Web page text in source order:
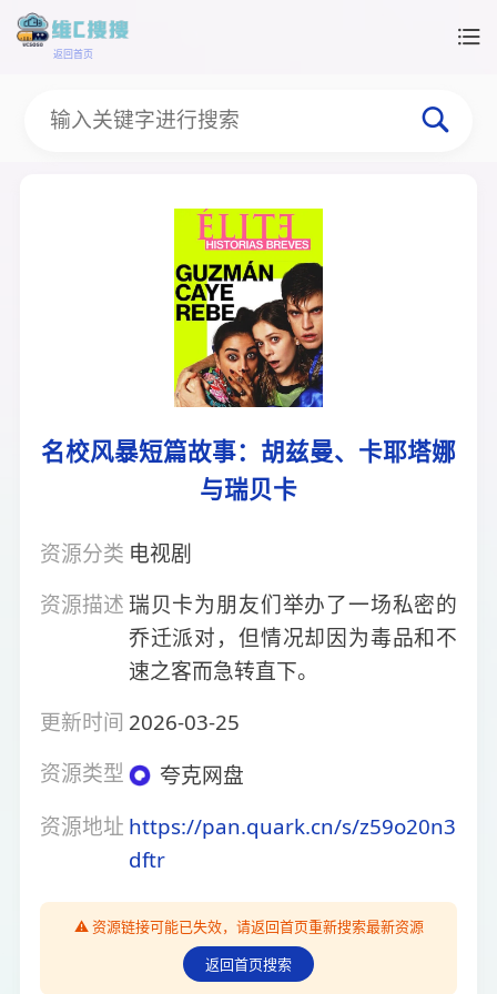
返回首页
名校风暴短篇故事：胡兹曼、卡耶塔娜
与瑞贝卡
资源分类 电视剧
资源描述瑞贝卡为朋友们举办了一场私密的
乔迁派对，但情况却因为毒品和不
速之客而急转直下。
更新时间 2026-03-25
资源类型
夸克网盘
资源地址 https://pan.quark.cn/s/z59o20n3
dftr
⚠️ 资源链接可能已失效，请返回首页重新搜索最新资源
返回首页搜索